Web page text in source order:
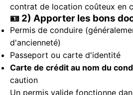
contrat de location coûteux en
🪪 2) Apporter les bons
Permis de conduire
d'ancienneté)
Passeport ou carte d'identité
Carte de crédit au nom du
caution
Un permis valide fonctionne